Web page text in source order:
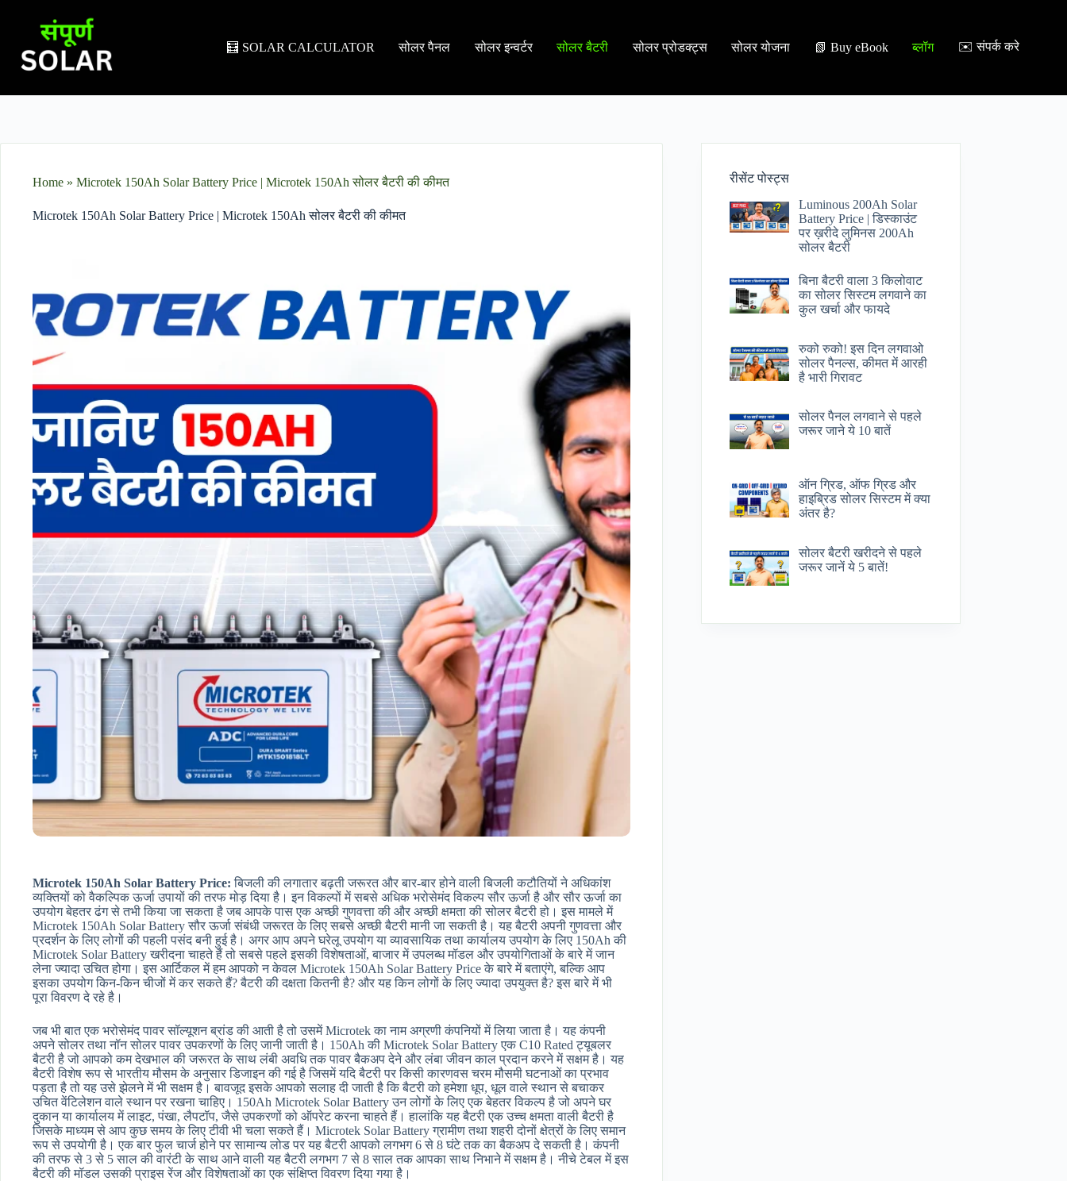
🧮 SOLAR CALCULATOR सोलर पैनल सोलर इन्वर्टर सोलर बैटरी सोलर प्रोडक्ट्स सोलर योजना 📗 Buy eBook ब्लॉग ✉️ संपर्क करे
Home » Microtek 150Ah Solar Battery Price​ | Microtek 150Ah सोलर बैटरी की कीमत
Microtek 150Ah Solar Battery Price​ | Microtek 150Ah सोलर बैटरी की कीमत
Microtek 150Ah Solar Battery Price:बिजली की लगातार बढ़ती जरूरत और बार-बार होने वाली बिजली कटौतियों ने अधिकांश
व्यक्तियों को वैकल्पिक ऊर्जा उपायों की तरफ मोड़ दिया है। इन विकल्पों में सबसे अधिक भरोसेमंद विकल्प सौर ऊर्जा है और सौर ऊर्जा का
उपयोग बेहतर ढंग से तभी किया जा सकता है जब आपके पास एक अच्छी गुणवत्ता की और अच्छी क्षमता की सोलर बैटरी हो। इस मामले में
Microtek 150Ah Solar Battery सौर ऊर्जा संबंधी जरूरत के लिए सबसे अच्छी बैटरी मानी जा सकती है। यह बैटरी अपनी गुणवत्ता और
प्रदर्शन के लिए लोगों की पहली पसंद बनी हुई है। अगर आप अपने घरेलू उपयोग या व्यावसायिक तथा कार्यालय उपयोग के लिए 150Ah की
Microtek Solar Battery खरीदना चाहते हैं तो सबसे पहले इसकी विशेषताओं, बाजार में उपलब्ध मॉडल और उपयोगिताओं के बारे में जान
लेना ज्यादा उचित होगा। इस आर्टिकल में हम आपको न केवल Microtek 150Ah Solar Battery Price के बारे में बताएंगे, बल्कि आप
इसका उपयोग किन-किन चीजों में कर सकते हैं? बैटरी की दक्षता कितनी है? और यह किन लोगों के लिए ज्यादा उपयुक्त है? इस बारे में भी
पूरा विवरण दे रहे है।
जब भी बात एक भरोसेमंद पावर सॉल्यूशन ब्रांड की आती है तो उसमें Microtek का नाम अग्रणी कंपनियों में लिया जाता है। यह कंपनी
अपने सोलर तथा नॉन सोलर पावर उपकरणों के लिए जानी जाती है। 150Ah की Microtek Solar Battery एक C10 Rated ट्यूबलर
बैटरी है जो आपको कम देखभाल की जरूरत के साथ लंबी अवधि तक पावर बैकअप देने और लंबा जीवन काल प्रदान करने में सक्षम है। यह
बैटरी विशेष रूप से भारतीय मौसम के अनुसार डिजाइन की गई है जिसमें यदि बैटरी पर किसी कारणवस चरम मौसमी घटनाओं का प्रभाव
पड़ता है तो यह उसे झेलने में भी सक्षम है। बावजूद इसके आपको सलाह दी जाती है कि बैटरी को हमेशा धूप, धूल वाले स्थान से बचाकर
उचित वेंटिलेशन वाले स्थान पर रखना चाहिए। 150Ah Microtek Solar Battery उन लोगों के लिए एक बेहतर विकल्प है जो अपने घर
दुकान या कार्यालय में लाइट, पंखा, लैपटॉप, जैसे उपकरणों को ऑपरेट करना चाहते हैं। हालांकि यह बैटरी एक उच्च क्षमता वाली बैटरी है
जिसके माध्यम से आप कुछ समय के लिए टीवी भी चला सकते हैं। Microtek Solar Battery ग्रामीण तथा शहरी दोनों क्षेत्रों के लिए समान
रूप से उपयोगी है। एक बार फुल चार्ज होने पर सामान्य लोड पर यह बैटरी आपको लगभग 6 से 8 घंटे तक का बैकअप दे सकती है। कंपनी
की तरफ से 3 से 5 साल की वारंटी के साथ आने वाली यह बैटरी लगभग 7 से 8 साल तक आपका साथ निभाने में सक्षम है। नीचे टेबल में इस
बैटरी की मॉडल उसकी प्राइस रेंज और विशेषताओं का एक संक्षिप्त विवरण दिया गया है।
रीसेंट पोस्ट्स
Luminous 200Ah Solar
Battery Price​ | डिस्काउंट
पर ख़रीदे लुमिनस 200Ah
सोलर बैटरी
बिना बैटरी वाला 3 किलोवाट
का सोलर सिस्टम लगवाने का
कुल खर्चा और फायदे
रुको रुको! इस दिन लगवाओ
सोलर पैनल्स, कीमत में आरही
है भारी गिरावट
सोलर पैनल लगवाने से पहले
जरूर जाने ये 10 बातें
ऑन ग्रिड, ऑफ ग्रिड और
हाइब्रिड सोलर सिस्टम में क्या
अंतर है?
सोलर बैटरी खरीदने से पहले
जरूर जानें ये 5 बातें!